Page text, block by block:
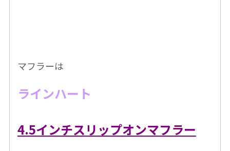
マフラーは
ラインハート
4.5インチスリップオンマフラー